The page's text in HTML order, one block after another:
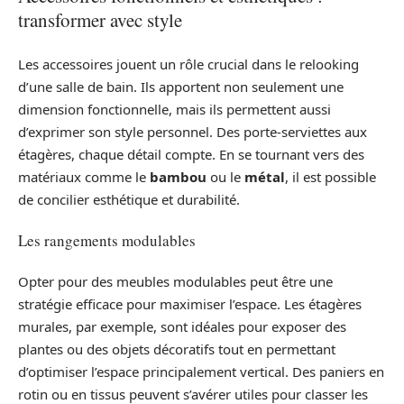
transformer avec style
Les accessoires jouent un rôle crucial dans le relooking
d’une salle de bain. Ils apportent non seulement une
dimension fonctionnelle, mais ils permettent aussi
d’exprimer son style personnel. Des porte-serviettes aux
étagères, chaque détail compte. En se tournant vers des
matériaux comme le bambou ou le métal, il est possible
de concilier esthétique et durabilité.
Les rangements modulables
Opter pour des meubles modulables peut être une
stratégie efficace pour maximiser l’espace. Les étagères
murales, par exemple, sont idéales pour exposer des
plantes ou des objets décoratifs tout en permettant
d’optimiser l’espace principalement vertical. Des paniers en
rotin ou en tissus peuvent s’avérer utiles pour classer les